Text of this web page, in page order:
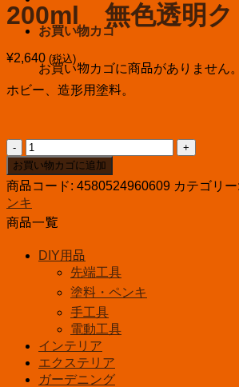
お買い物カゴ
お買い物カゴに商品がありません。
200ml 無色透明ク
¥2,640 (税込)
ホビー、造形用塗料。
ウ
レ
ヒ
ー
ロ
ー
200ml
色
透
明
お買い物カゴに追加
商品コード: 4580524960609 カテゴリー:
ンキ
商品一覧
DIY用品
先端工具
塗料・ペンキ
手工具
電動工具
インテリア
エクステリア
ガーデニング